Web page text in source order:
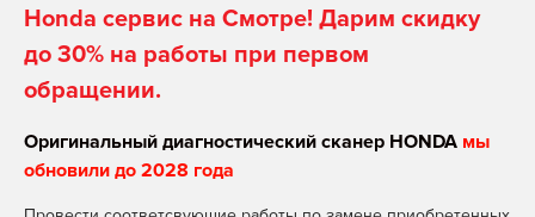
Honda сервис на Смотре! Дарим скидку
до 30% на работы при первом
обращении.
Оригинальный диагностический сканер HONDA мы
обновили до 2028 года